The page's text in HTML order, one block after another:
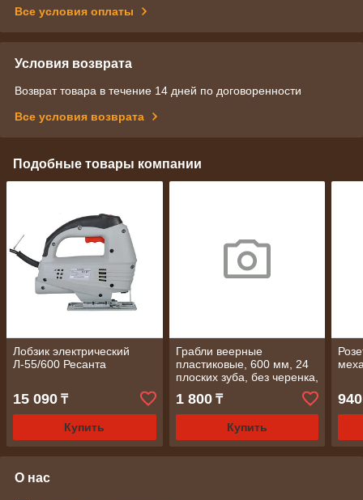
Все условия оплаты
Условия возврата
Возврат товара в течение 14 дней по договоренности
Все условия возврата
Подобные товары компании
Лобзик электрический
Л-55/600 Ресанта
15 090 ₸
Купить
Грабли веерные
пластиковые, 600 мм, 24
плоских зуба, без черенка,
1 800₸
Купить
940
О нас